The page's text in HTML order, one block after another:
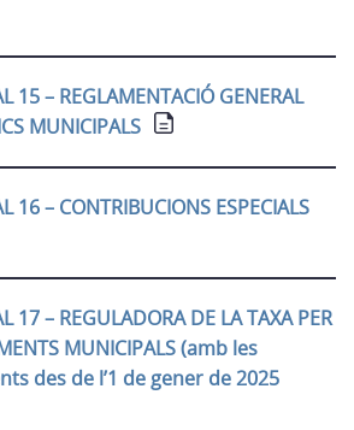
15 – REGLAMENTACIÓ GENERAL
MUNICIPALS
16 – CONTRIBUCIONS ESPECIALS
17 – REGULADORA DE LA TAXA PER
MUNICIPALS (amb les
des de l’1 de gener de 2025